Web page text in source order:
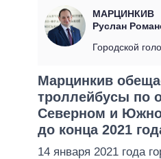
СТАТЬИ
МНЕНИЯ
ОБЗОРЫ
ВСЕ ПОЛИТИКИ
ПРЕЗИДЕНТ И ОФИС
КАБИНЕТ
ГЛАВЫ
МЭРЫ
МАРЦИНКИВ
Руслан
Городской
Марцинкив
троллейбусы по
Северном и
до конца 2021
14 января 2021 года